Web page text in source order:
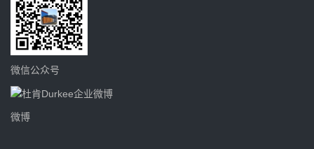
微信公众号
微博